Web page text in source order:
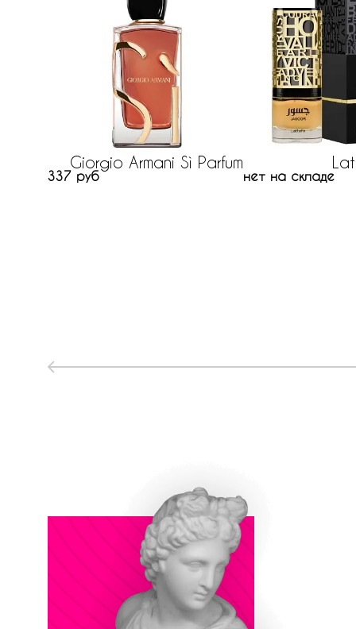
Giorgio Armani Sì Parfum
337 руб нет на складе